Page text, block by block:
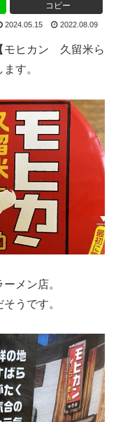
コピー
2024.05.15 2022.08.09
モヒカン 久留米ら
す。
メン店。
うです。